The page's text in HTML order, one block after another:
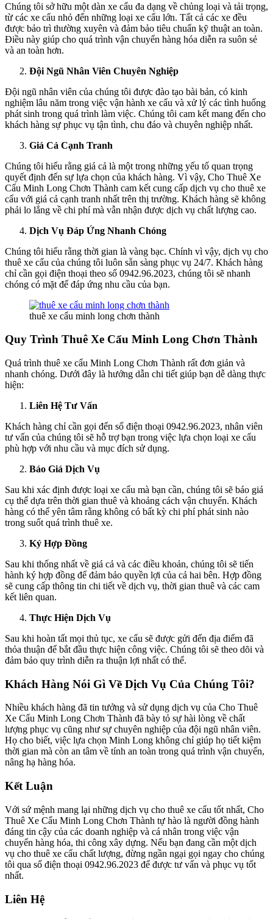
Chúng tôi sở hữu một dàn xe cẩu đa dạng về chủng loại và tải trọng,
từ các xe cẩu nhỏ đến những loại xe cẩu lớn. Tất cả các xe đều
được bảo trì thường xuyên và đảm bảo tiêu chuẩn kỹ thuật an toàn.
Điều này giúp cho quá trình vận chuyển hàng hóa diễn ra suôn sẻ
và an toàn hơn.
Đội Ngũ Nhân Viên Chuyên Nghiệp
Đội ngũ nhân viên của chúng tôi được đào tạo bài bản, có kinh
nghiệm lâu năm trong việc vận hành xe cẩu và xử lý các tình huống
phát sinh trong quá trình làm việc. Chúng tôi cam kết mang đến cho
khách hàng sự phục vụ tận tình, chu đáo và chuyên nghiệp nhất.
Giá Cả Cạnh Tranh
Chúng tôi hiểu rằng giá cả là một trong những yếu tố quan trọng
quyết định đến sự lựa chọn của khách hàng. Vì vậy, Cho Thuê Xe
Cẩu Minh Long Chơn Thành cam kết cung cấp dịch vụ cho thuê xe
cẩu với giá cả cạnh tranh nhất trên thị trường. Khách hàng sẽ không
phải lo lắng về chi phí mà vẫn nhận được dịch vụ chất lượng cao.
Dịch Vụ Đáp Ứng Nhanh Chóng
Chúng tôi hiểu rằng thời gian là vàng bạc. Chính vì vậy, dịch vụ cho
thuê xe cẩu của chúng tôi luôn sẵn sàng phục vụ 24/7. Khách hàng
chỉ cần gọi điện thoại theo số 0942.96.2023, chúng tôi sẽ nhanh
chóng có mặt để đáp ứng nhu cầu của bạn.
thuê xe cẩu minh long chơn thành
Quy Trình Thuê Xe Cẩu Minh Long Chơn Thành
Quá trình thuê xe cẩu Minh Long Chơn Thành rất đơn giản và
nhanh chóng. Dưới đây là hướng dẫn chi tiết giúp bạn dễ dàng thực
hiện:
Liên Hệ Tư Vấn
Khách hàng chỉ cần gọi đến số điện thoại 0942.96.2023, nhân viên
tư vấn của chúng tôi sẽ hỗ trợ bạn trong việc lựa chọn loại xe cẩu
phù hợp với nhu cầu và mục đích sử dụng.
Báo Giá Dịch Vụ
Sau khi xác định được loại xe cẩu mà bạn cần, chúng tôi sẽ báo giá
cụ thể dựa trên thời gian thuê và khoảng cách vận chuyển. Khách
hàng có thể yên tâm rằng không có bất kỳ chi phí phát sinh nào
trong suốt quá trình thuê xe.
Ký Hợp Đồng
Sau khi thống nhất về giá cả và các điều khoản, chúng tôi sẽ tiến
hành ký hợp đồng để đảm bảo quyền lợi của cả hai bên. Hợp đồng
sẽ cung cấp thông tin chi tiết về dịch vụ, thời gian thuê và các cam
kết liên quan.
Thực Hiện Dịch Vụ
Sau khi hoàn tất mọi thủ tục, xe cẩu sẽ được gửi đến địa điểm đã
thỏa thuận để bắt đầu thực hiện công việc. Chúng tôi sẽ theo dõi và
đảm bảo quy trình diễn ra thuận lợi nhất có thể.
Khách Hàng Nói Gì Về Dịch Vụ Của Chúng Tôi?
Nhiều khách hàng đã tin tưởng và sử dụng dịch vụ của Cho Thuê
Xe Cẩu Minh Long Chơn Thành đã bày tỏ sự hài lòng về chất
lượng phục vụ cũng như sự chuyên nghiệp của đội ngũ nhân viên.
Họ cho biết, việc lựa chọn Minh Long không chỉ giúp họ tiết kiệm
thời gian mà còn an tâm về tính an toàn trong quá trình vận chuyển,
nâng hạ hàng hóa.
Kết Luận
Với sứ mệnh mang lại những dịch vụ cho thuê xe cẩu tốt nhất, Cho
Thuê Xe Cẩu Minh Long Chơn Thành tự hào là người đồng hành
đáng tin cậy của các doanh nghiệp và cá nhân trong việc vận
chuyển hàng hóa, thi công xây dựng. Nếu bạn đang cần một dịch
vụ cho thuê xe cẩu chất lượng, đừng ngần ngại gọi ngay cho chúng
tôi qua số điện thoại 0942.96.2023 để được tư vấn và phục vụ tốt
nhất.
Liên Hệ